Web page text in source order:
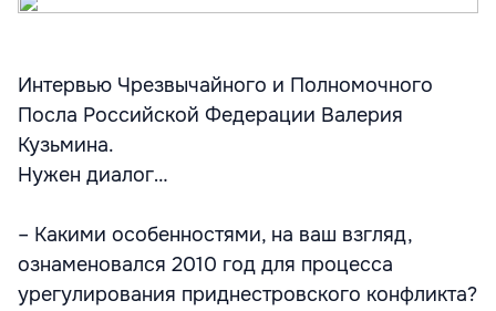
Интервью Чрезвычайного и Полномочного
Посла Российской Федерации Валерия
Кузьмина.
Нужен диалог…
– Какими особенностями, на ваш взгляд,
ознаменовался 2010 год для процесса
урегулирования приднестровского конфликта?